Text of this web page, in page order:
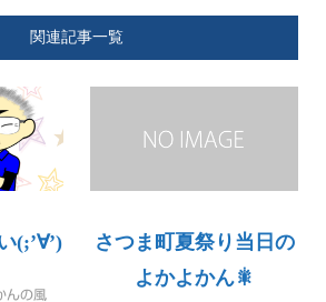
関連記事一覧
(;’∀’)
んの風
さつま町夏祭り当日の
よかよかん🎇